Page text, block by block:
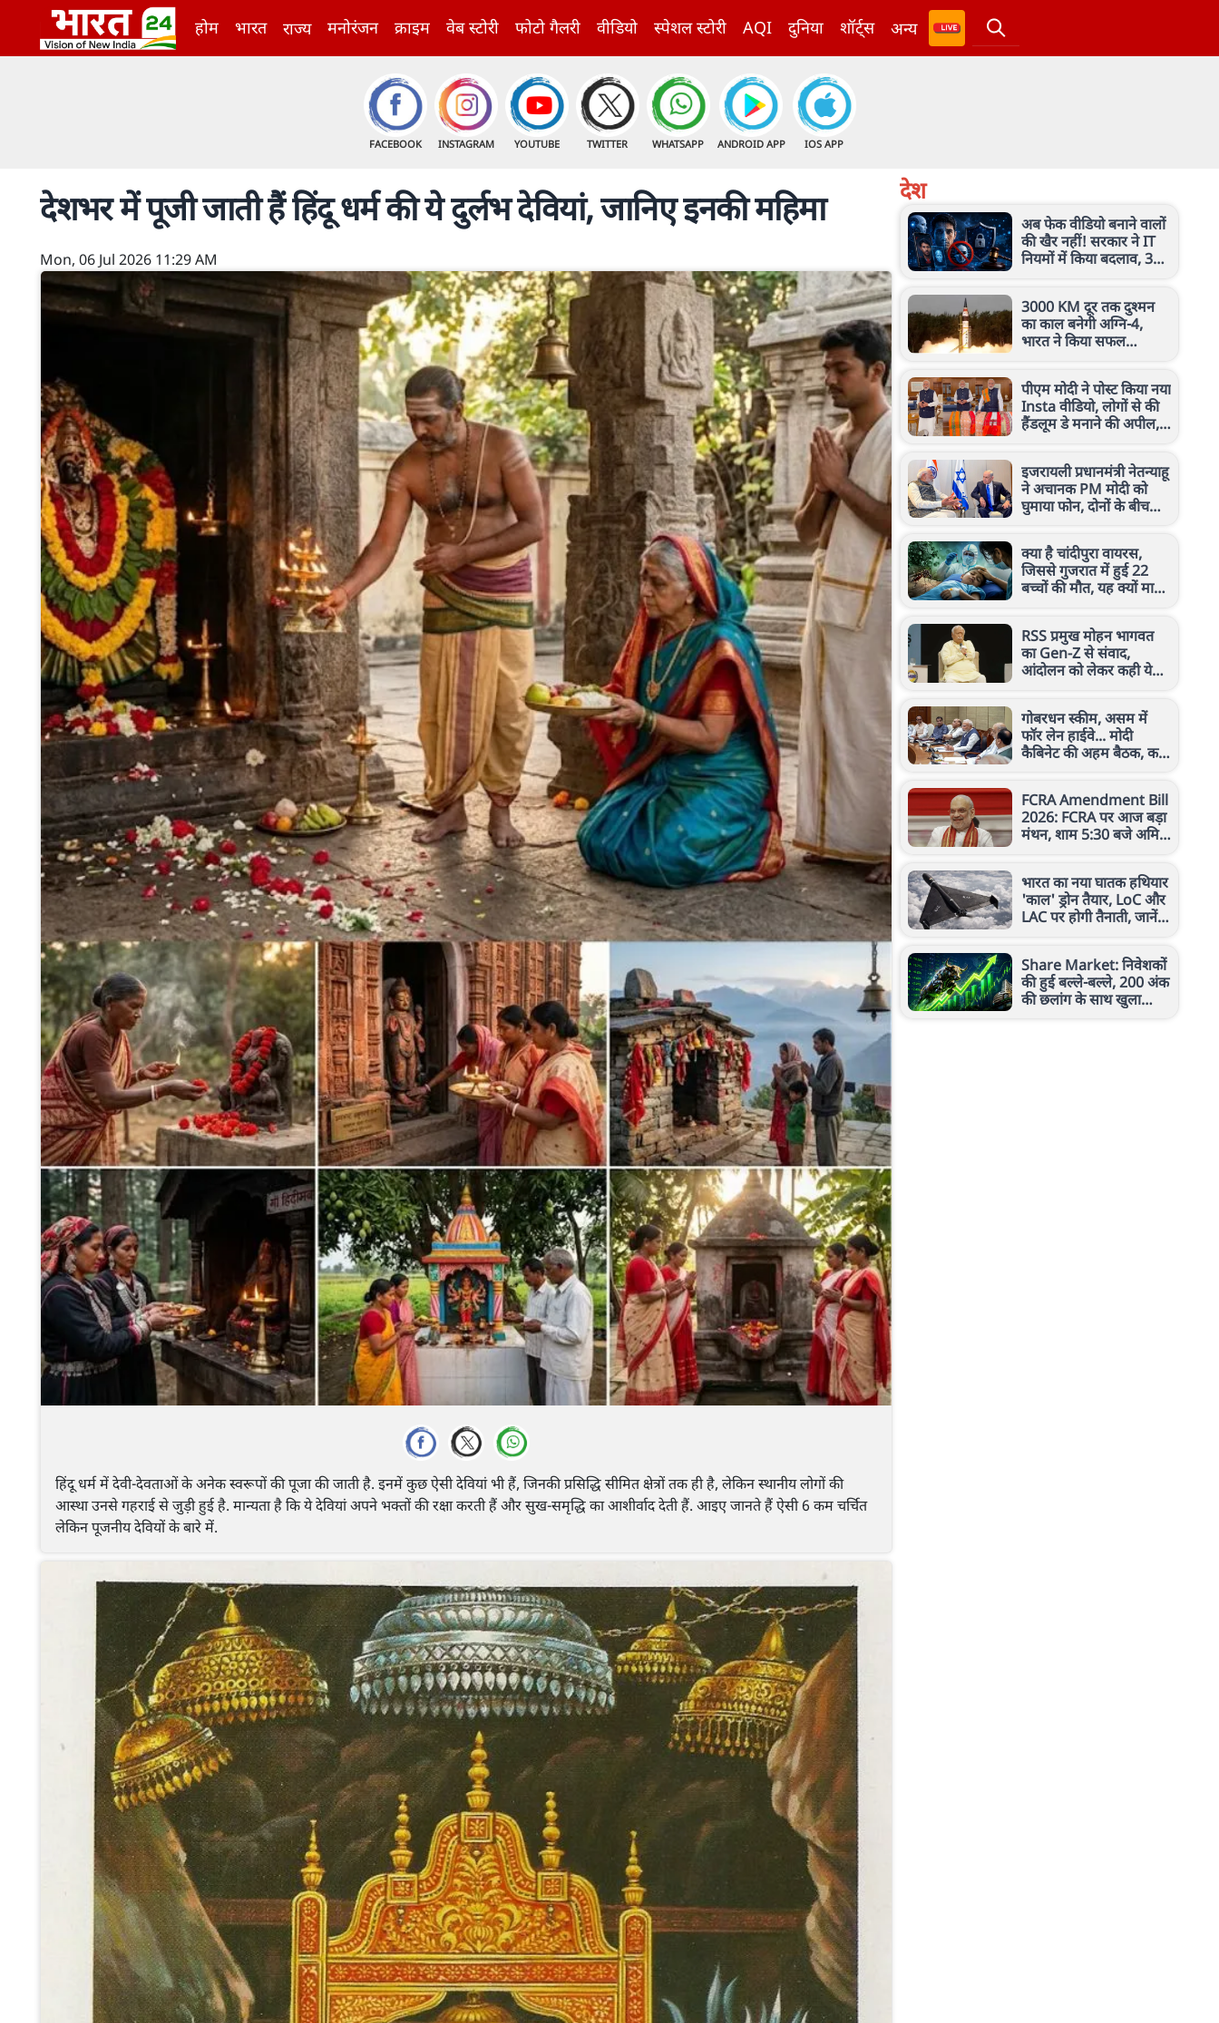
होम भारत राज्य मनोरंजन क्राइम वेब स्टोरी फोटो गैलरी वीडियो स्पेशल स्टोरी AQI दुनिया शॉर्ट्स अन्य
FACEBOOK INSTAGRAM YOUTUBE TWITTER WHATSAPP ANDROID APP IOS APP
देशभर में पूजी जाती हैं हिंदू धर्म की ये दुर्लभ देवियां, जानिए इनकी महिमा
Mon, 06 Jul 2026 11:29 AM
हिंदू धर्म में देवी-देवताओं के अनेक स्वरूपों की पूजा की जाती है. इनमें कुछ ऐसी देवियां भी हैं, जिनकी प्रसिद्धि सीमित क्षेत्रों तक ही है, लेकिन स्थानीय लोगों की
आस्था उनसे गहराई से जुड़ी हुई है. मान्यता है कि ये देवियां अपने भक्तों की रक्षा करती हैं और सुख-समृद्धि का आशीर्वाद देती हैं. आइए जानते हैं ऐसी 6 कम चर्चित
लेकिन पूजनीय देवियों के बारे में.
देश
अब फेक वीडियो बनाने वालों
की खैर नहीं! सरकार ने IT
नियमों में किया बदलाव, 3
3000 KM दूर तक दुश्मन
का काल बनेगी अग्नि-4,
भारत ने किया सफल
पीएम मोदी ने पोस्ट किया नया
Insta वीडियो, लोगों से की
हैंडलूम डे मनाने की अपील,
इजरायली प्रधानमंत्री नेतन्याहू
ने अचानक PM मोदी को
घुमाया फोन, दोनों के बीच
क्या है चांदीपुरा वायरस,
जिससे गुजरात में हुई 22
बच्चों की मौत, यह क्यों माना
RSS प्रमुख मोहन भागवत
का Gen-Z से संवाद,
आंदोलन को लेकर कही ये
गोबरधन स्कीम, असम में
फॉर लेन हाईवे... मोदी
कैबिनेट की अहम बैठक, कई
FCRA Amendment Bill
2026: FCRA पर आज बड़ा
मंथन, शाम 5:30 बजे अमित
भारत का नया घातक हथियार
'काल' ड्रोन तैयार, LoC और
LAC पर होगी तैनाती, जानें
Share Market: निवेशकों
की हुई बल्ले-बल्ले, 200 अंक
की छलांग के साथ खुला